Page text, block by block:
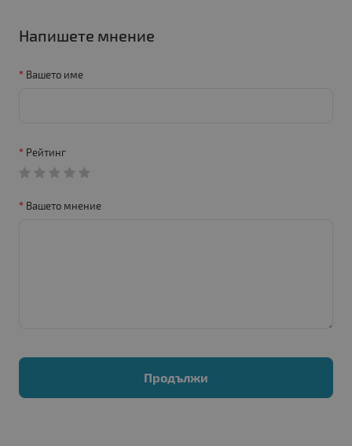
Напишете мнение
Вашето име
Рейтинг
Вашето мнение
Продължи